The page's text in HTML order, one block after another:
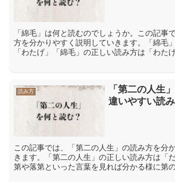
「綿毛」は何と読むのでしょうか。この記事
方を分かりやすく説明していきます。「綿毛
「わたげ」「綿毛」の正しい読み方は「わた
読み方
「第二の人生
違いやすい読
この記事では、「第二の人生」の読み方を分
きます。「第二の人生」の正しい読み方は「
第や落第といった言葉を見れば分かる様に第